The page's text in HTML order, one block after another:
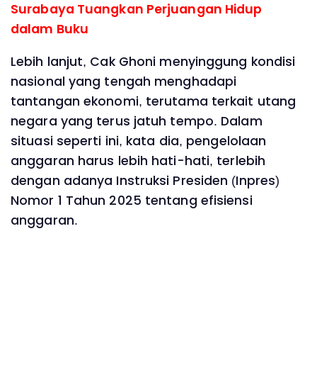
Surabaya Tuangkan Perjuangan Hidup
dalam Buku
Lebih lanjut, Cak Ghoni menyinggung kondisi
nasional yang tengah menghadapi
tantangan ekonomi, terutama terkait utang
negara yang terus jatuh tempo. Dalam
situasi seperti ini, kata dia, pengelolaan
anggaran harus lebih hati-hati, terlebih
dengan adanya Instruksi Presiden (Inpres)
Nomor 1 Tahun 2025 tentang efisiensi
anggaran.